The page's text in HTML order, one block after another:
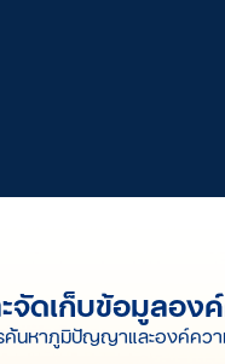
จัดเก็บข้อมูล
ค้นหาภูมิปัญญาและองค์คว